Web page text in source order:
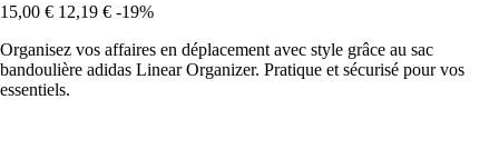
15,00 € 12,19 € -19%
Organisez vos affaires en déplacement avec style grâce au sac
bandoulière adidas Linear Organizer. Pratique et sécurisé pour vos
essentiels.